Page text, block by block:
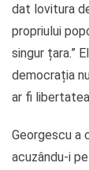
dat lovitura
propriului
singur țara.”
democrația
ar fi
Georgescu a
acuzându-i